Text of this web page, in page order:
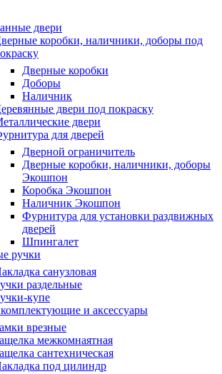
двери
коробки, наличники, доборы под
Дверные коробки
Доборы
Наличник
двери под покраску
двери
для дверей
Дверной ограничитель
Дверные коробки, наличники, доборы
Экошпон
Коробка Экошпон
Наличник Экошпон
Фурнитура для установки раздвижных
дверей
Шпингалет
ручки
санузловая
раздельные
купе
и аксессуары
врезные
межкомнаятная
сантехническая
под цилиндр